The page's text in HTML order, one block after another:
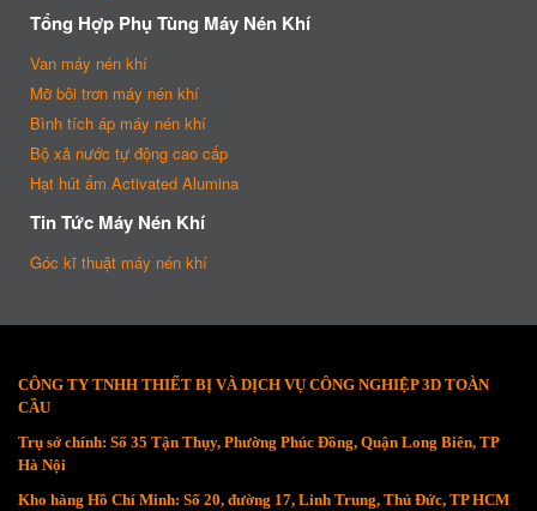
Tổng Hợp Phụ Tùng Máy Nén Khí
Van máy nén khí
Mỡ bôi trơn máy nén khí
Bình tích áp máy nén khí
Bộ xả nước tự động cao cấp
Hạt hút ẩm Activated Alumina
Tin Tức Máy Nén Khí
Góc kĩ thuật máy nén khí
CÔNG TY TNHH THIẾT BỊ VÀ DỊCH VỤ CÔNG NGHIỆP 3D TOÀN
CẦU
Trụ sở chính: Số 35 Tận Thụy, Phường Phúc Đồng, Quận Long Biên, TP
Hà Nội
Kho hàng Hồ Chí Minh: Số 20, đường 17, Linh Trung, Thủ Đức, TP HCM